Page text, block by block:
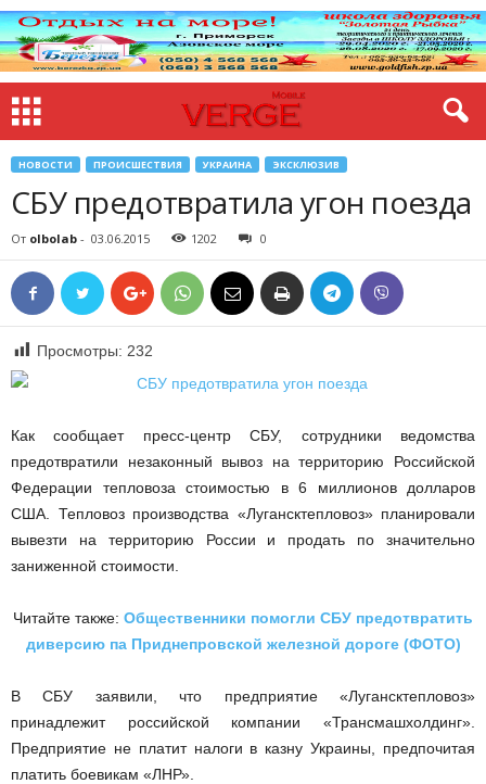
НОВОСТИ ПРОИСШЕСТВИЯ УКРАИНА ЭКСКЛЮЗИВ
СБУ предотвратила угон поезда
От olbolab - 03.06.2015 1202 0
Просмотры: 232
Как сообщает пресс-центр СБУ, сотрудники ведомства
предотвратили незаконный вывоз на территорию Российской
Федерации тепловоза стоимостью в 6 миллионов долларов
США. Тепловоз производства «Лугансктепловоз» планировали
вывезти на территорию России и продать по значительно
заниженной стоимости.
Читайте также: Общественники помогли СБУ предотвратить
диверсию па Приднепровской железной дороге (ФОТО)
В СБУ заявили, что предприятие «Лугансктепловоз»
принадлежит российской компании «Трансмашхолдинг».
Предприятие не платит налоги в казну Украины, предпочитая
платить боевикам «ЛНР».